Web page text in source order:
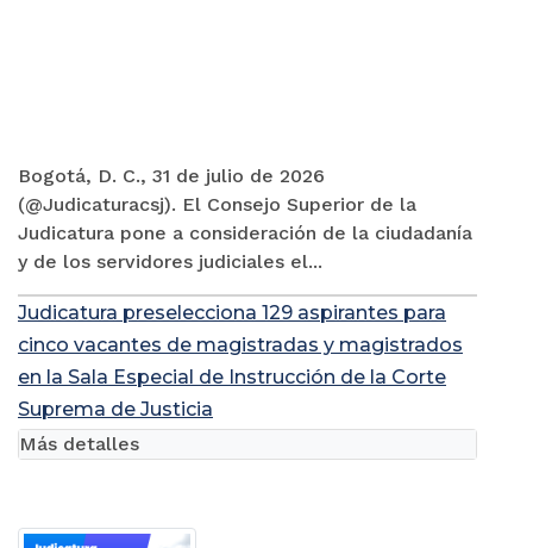
Bogotá, D. C., 31 de julio de 2026
(@Judicaturacsj). El Consejo Superior de la
Judicatura pone a consideración de la ciudadanía
y de los servidores judiciales el...
Judicatura preselecciona 129 aspirantes para
cinco vacantes de magistradas y magistrados
en la Sala Especial de Instrucción de la Corte
Suprema de Justicia
Más detalles